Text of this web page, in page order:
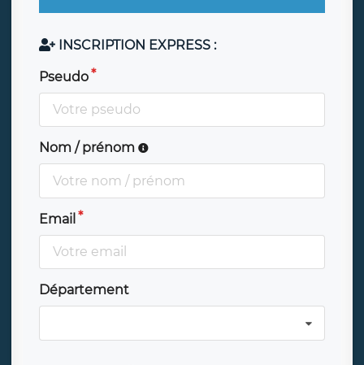
INSCRIPTION EXPRESS :
Pseudo
Nom / prénom
Email
Département